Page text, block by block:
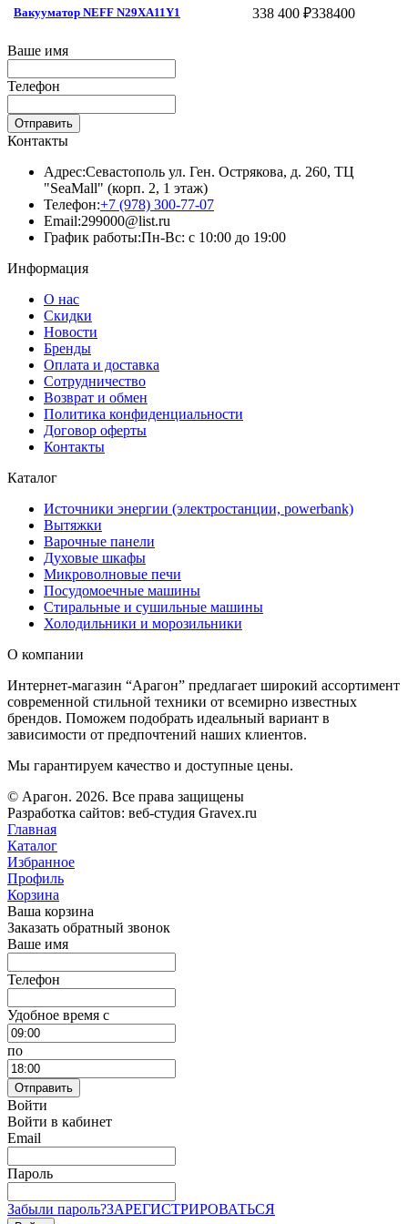
Вакууматор NEFF N29XA11Y1 338 400 ₽338400
Ваше имя
Телефон
Отправить
Контакты
Адрес:Севастополь ул. Ген. Острякова, д. 260, ТЦ
"SeaMall" (корп. 2, 1 этаж)
Телефон:+7 (978) 300-77-07
Email:299000@list.ru
График работы:Пн-Вс: с 10:00 до 19:00
Информация
О нас
Скидки
Новости
Бренды
Оплата и доставка
Сотрудничество
Возврат и обмен
Политика конфиденциальности
Договор оферты
Контакты
Каталог
Источники энергии (электростанции, powerbank)
Вытяжки
Варочные панели
Духовые шкафы
Микроволновые печи
Посудомоечные машины
Стиральные и сушильные машины
Холодильники и морозильники
О компании
Интернет-магазин “Арагон” предлагает широкий ассортимент
современной стильной техники от всемирно известных
брендов. Поможем подобрать идеальный вариант в
зависимости от предпочтений наших клиентов.
Мы гарантируем качество и доступные цены.
© Арагон. 2026. Все права защищены
Разработка сайтов: веб-студия Gravex.ru
Главная
Каталог
Избранное
Профиль
Корзина
Ваша корзина
Заказать обратный звонок
Ваше имя
Телефон
Удобное время c
по
Отправить
Войти
Войти в кабинет
Email
Пароль
Забыли пароль?ЗАРЕГИСТРИРОВАТЬСЯ